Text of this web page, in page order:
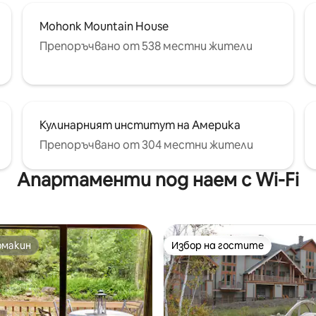
Mohonk Mountain House
Препоръчвано от 538 местни жители
Кулинарният институт на Америка
Препоръчвано от 304 местни жители
Апартаменти под наем с Wi-Fi
Избор на гостите
Избор на гостите